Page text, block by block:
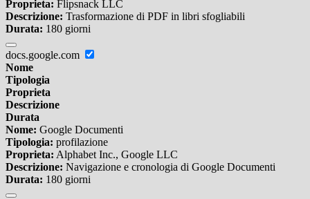
Proprieta: Flipsnack LLC
Descrizione: Trasformazione di PDF in libri sfogliabili
Durata: 180 giorni
docs.google.com
Nome
Tipologia
Proprieta
Descrizione
Durata
Nome: Google Documenti
Tipologia: profilazione
Proprieta: Alphabet Inc., Google LLC
Descrizione: Navigazione e cronologia di Google Documenti
Durata: 180 giorni